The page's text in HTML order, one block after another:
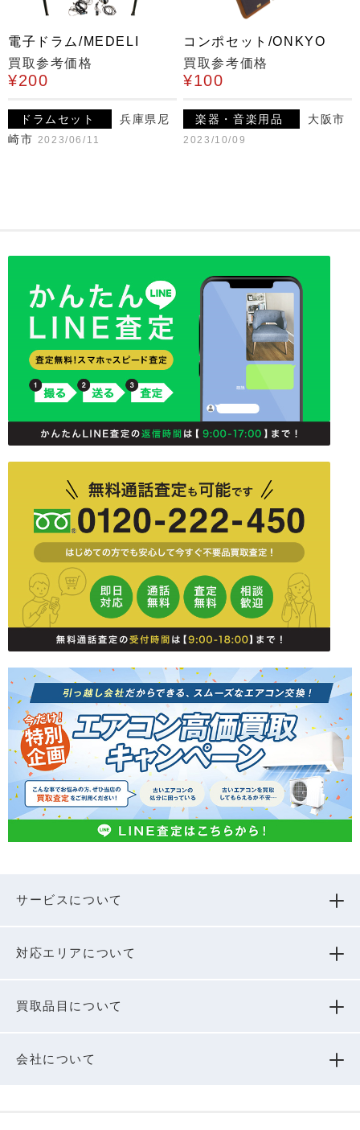
電子ドラム/MEDELI
買取参考価格
¥200
ドラムセット
兵庫県尼
崎市 2023/06/11
コンポセット/ONKYO
買取参考価格
¥100
楽器・音楽用品 大阪市
2023/10/09
サービスについて
対応エリアについて
買取品⽬について
会社について